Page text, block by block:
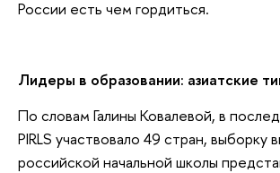
России есть чем гордиться.
Лидеры в образовании: азиатские
По словам Галины Ковалевой, в
PIRLS участвовало 49 стран, выборку
российской начальной школы